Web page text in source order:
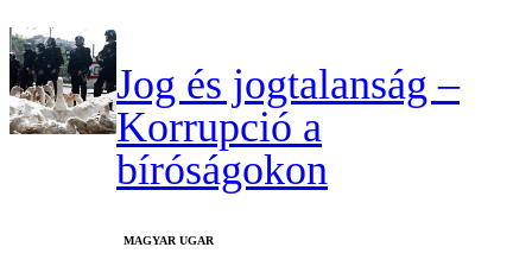
Jog és jogtalanság –
Korrupció a
bíróságokon
MAGYAR UGAR